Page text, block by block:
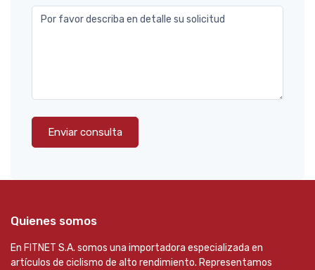
Por favor describa en detalle su solicitud
Enviar consulta
Quienes somos
En FITNET S.A. somos una importadora especializada en
artículos de ciclismo de alto rendimiento. Representamos